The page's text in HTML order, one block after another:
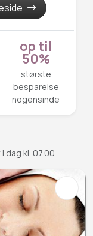
op til
50%
største
besparelse
nogensinde
dag kl. 07.00